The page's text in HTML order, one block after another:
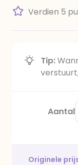
Verdien 5
Tip:
Aantal
Originele